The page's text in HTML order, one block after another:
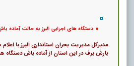
دستگاه های اجرایی البرز به حالت آماده
مدیرکل مدیریت بحران استانداری البرز با
بارش برف در این استان از آماده باش دستگاه